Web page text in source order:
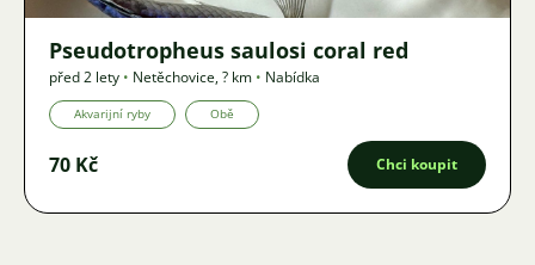
Pseudotropheus saulosi coral red
před 2 lety • Netěchovice,? km • Nabídka
Akvarijní ryby Obě
70 Kč Chci koupit